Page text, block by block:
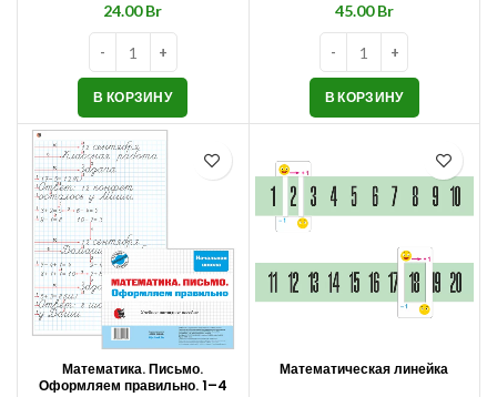
Br
В КОРЗИНУ
Br
В КОРЗИНУ
Математика. Письмо.
Оформляем правильно. 1–4
Математическая линейка